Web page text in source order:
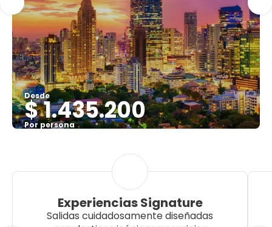
Desde
$ 1.435.200
Por persona
Experiencias Signature
Salidas cuidadosamente diseñadas